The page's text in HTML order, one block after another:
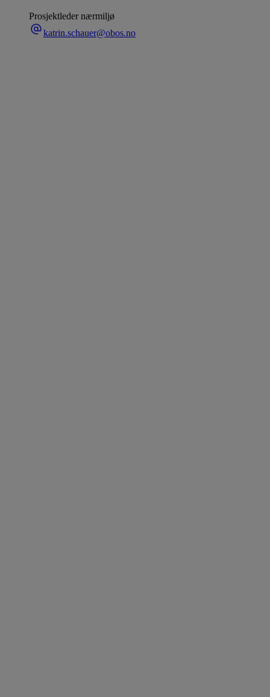
Prosjektleder nærmiljø
katrin.schauer@obos.no